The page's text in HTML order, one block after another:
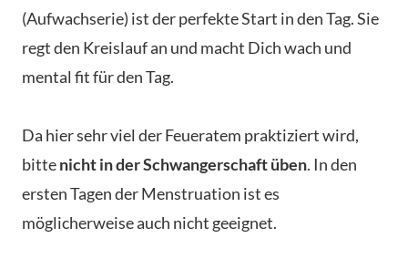
(Aufwachserie) ist der perfekte Start in den Tag. Sie
regt den Kreislauf an und macht Dich wach und
mental fit für den Tag.
Da hier sehr viel der Feueratem praktiziert wird,
bittenicht in der Schwangerschaft üben. In den
ersten Tagen der Menstruation ist es
möglicherweise auch nicht geeignet.